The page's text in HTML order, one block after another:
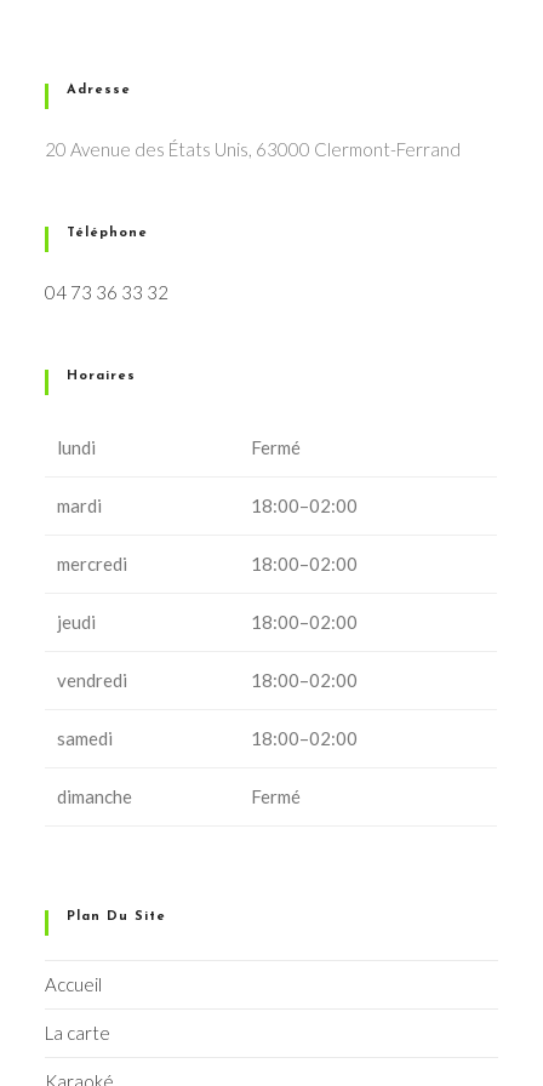
Adresse
20 Avenue des États Unis, 63000 Clermont-Ferrand
Téléphone
04 73 36 33 32
Horaires
lundi Fermé
mardi 18:00–02:00
mercredi 18:00–02:00
jeudi 18:00–02:00
vendredi 18:00–02:00
samedi 18:00–02:00
dimanche Fermé
Plan Du Site
Accueil
La carte
Karaoké